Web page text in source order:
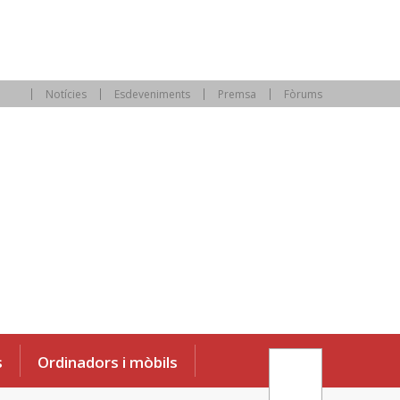
Notícies Esdeveniments Premsa Fòrums
Ordinadors i mòbils